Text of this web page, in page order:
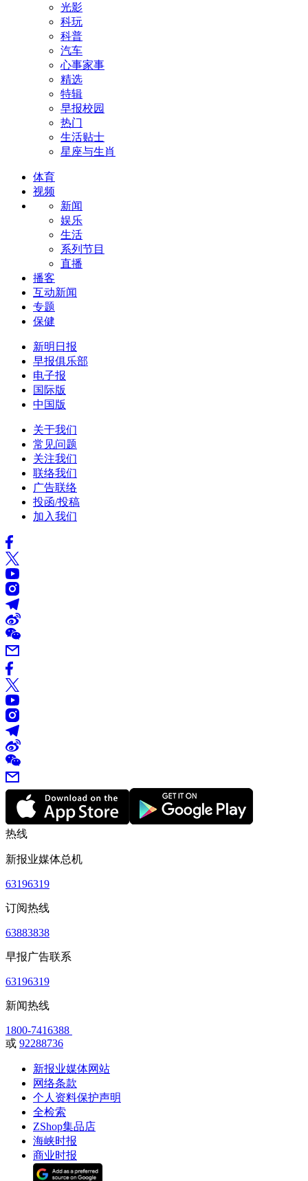
光影
科玩
科普
汽车
心事家事
精选
特辑
早报校园
热门
生活贴士
星座与生肖
体育
视频
新闻
娱乐
生活
系列节目
直播
播客
互动新闻
专题
保健
新明日报
早报俱乐部
电子报
国际版
中国版
关于我们
常见问题
关注我们
联络我们
广告联络
投函/投稿
加入我们
热线
新报业媒体总机
63196319
订阅热线
63883838
早报广告联系
63196319
新闻热线
1800-7416388
或 92288736
新报业媒体网站
网络条款
个人资料保护声明
全检索
ZShop集品店
海峡时报
商业时报